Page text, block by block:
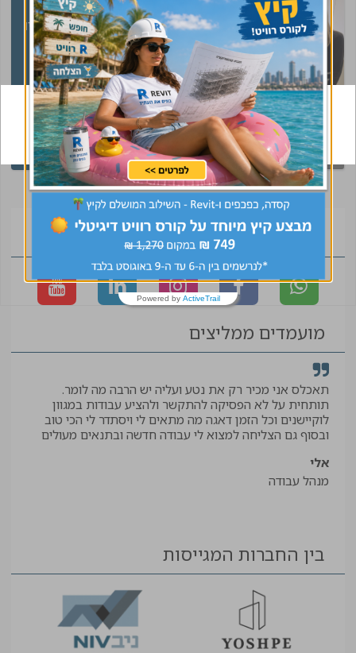
קיבלת קסדה של
CivilEng ? עשית
שינוי בקריירה
ליווי מצויין, בכל שלב היו
מעורבים לאורך כל
הדרך
אלכסמנהל פרויקט
הצטרפו לקהילה
מועמדים ממליצים
תאכלס אני מכיר רק את נטע ועליה יש הרבה מה לומר.
תותחית על לא הפסיקה להתקשר ולהציע עבודות במגוון
לוקיישנים וכל הזמן דאגה מה מתאים לי ויסתדר לי הכי טוב
ובסוף גם הצליחה למצוא לי עבודה חדשה ובתנאים מעולים
אלי
מנהל עבודה
בין החברות המגייסות
Powered by ActiveTrail